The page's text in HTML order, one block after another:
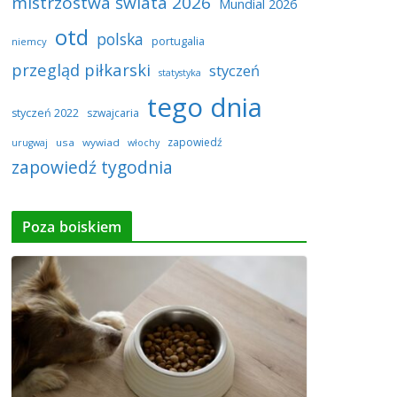
Mundial 2026
niemcy otd polska portugalia
przegląd piłkarski statystyka styczeń
styczeń 2022 szwajcaria tego dnia
urugwaj usa wywiad włochy zapowiedź
zapowiedź tygodnia
Poza boiskiem